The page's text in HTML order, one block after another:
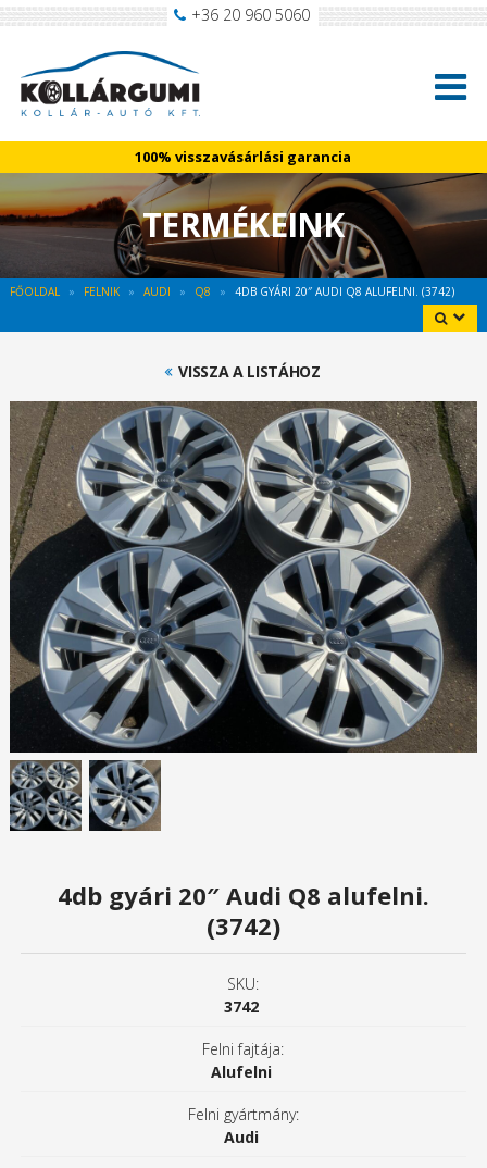
+36 20 960 5060
100% visszavásárlási garancia
TERMÉKEINK
FŐOLDAL FELNIK AUDI Q8 4DB GYÁRI 20″ AUDI Q8 ALUFELNI. (3742)
VISSZA A LISTÁHOZ
4db gyári 20″ Audi Q8 alufelni.
(3742)
SKU:
3742
Felni fajtája:
Alufelni
Felni gyártmány:
Audi